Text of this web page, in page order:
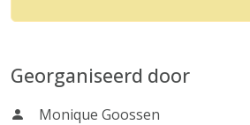
Georganiseerd door
Monique Goossen